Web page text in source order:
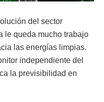
del sector
le queda mucho trabajo
las energías limpias.
independiente del
la previsibilidad en